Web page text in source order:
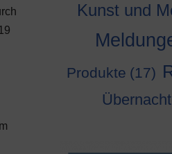
Kunst und
Produkte (17)